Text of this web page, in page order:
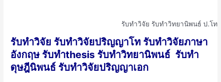
รับทำวิจัย รับทําวิทยานิพนธ์ ป.โท
รับทำวิจัย รับทำวิจัยปริญญาโท รับทำวิจัยภาษา
อังกฤษ รับทำthesis รับทำวิทยานิพนธ์ รับทำ
ดุษฎีนิพนธ์ รับทำวิจัยปริญญาเอก